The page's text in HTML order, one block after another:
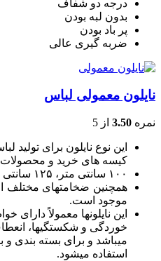
درجه دو شفاف
بدون لبه بودن
پر باد بودن
ضربه گیری عالی
نایلون معمولی لباس
نمره 3.50 از 5
این نوع نایلون برای
کیسه های خرید و محصولات
۱۰۰ سانتی متر، ۱۲۵ سانتی متر و ۱۵۰ سانتی متر باشند.
موجود است.
این نایلونها معمولاً دارای
خوردگی و شکستگیها،
میباشد و برای بسته بندی
استفاده میشود.